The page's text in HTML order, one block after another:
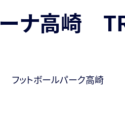
ーナ高崎
フットボールパーク高崎